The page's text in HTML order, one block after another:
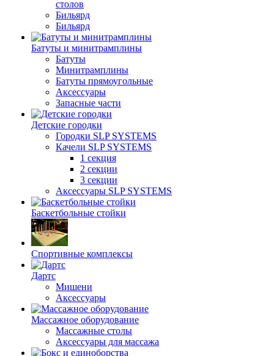
столов
Бильяpд
Бильяpд
Батуты и минитрамплины
Батуты
Минитрамплины
Батуты прямоугольные
Аксессуары
Запасные части
Детские городки
Городки SLP SYSTEMS
Качели SLP SYSTEMS
1 секция
2 секции
3 секции
Аксессуары SLP SYSTEMS
Баскетбольные стойки
Спортивные комплексы
Дартс
Мишени
Аксессуары
Массажное оборудование
Массажные столы
Аксессуары для массажа